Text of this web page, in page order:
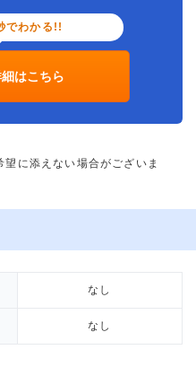
でわかる!!
はこちら
に添えない場合がございま
なし
なし